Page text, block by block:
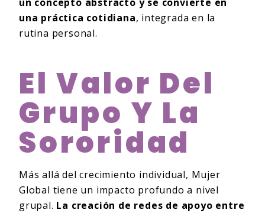
una práctica cotidiana, integrada en la
rutina personal.
El Valor Del
Grupo Y La
Sororidad
Más allá del crecimiento individual, Mujer
Global tiene un impacto profundo a nivel
grupal. La creación de redes de apoyo entre